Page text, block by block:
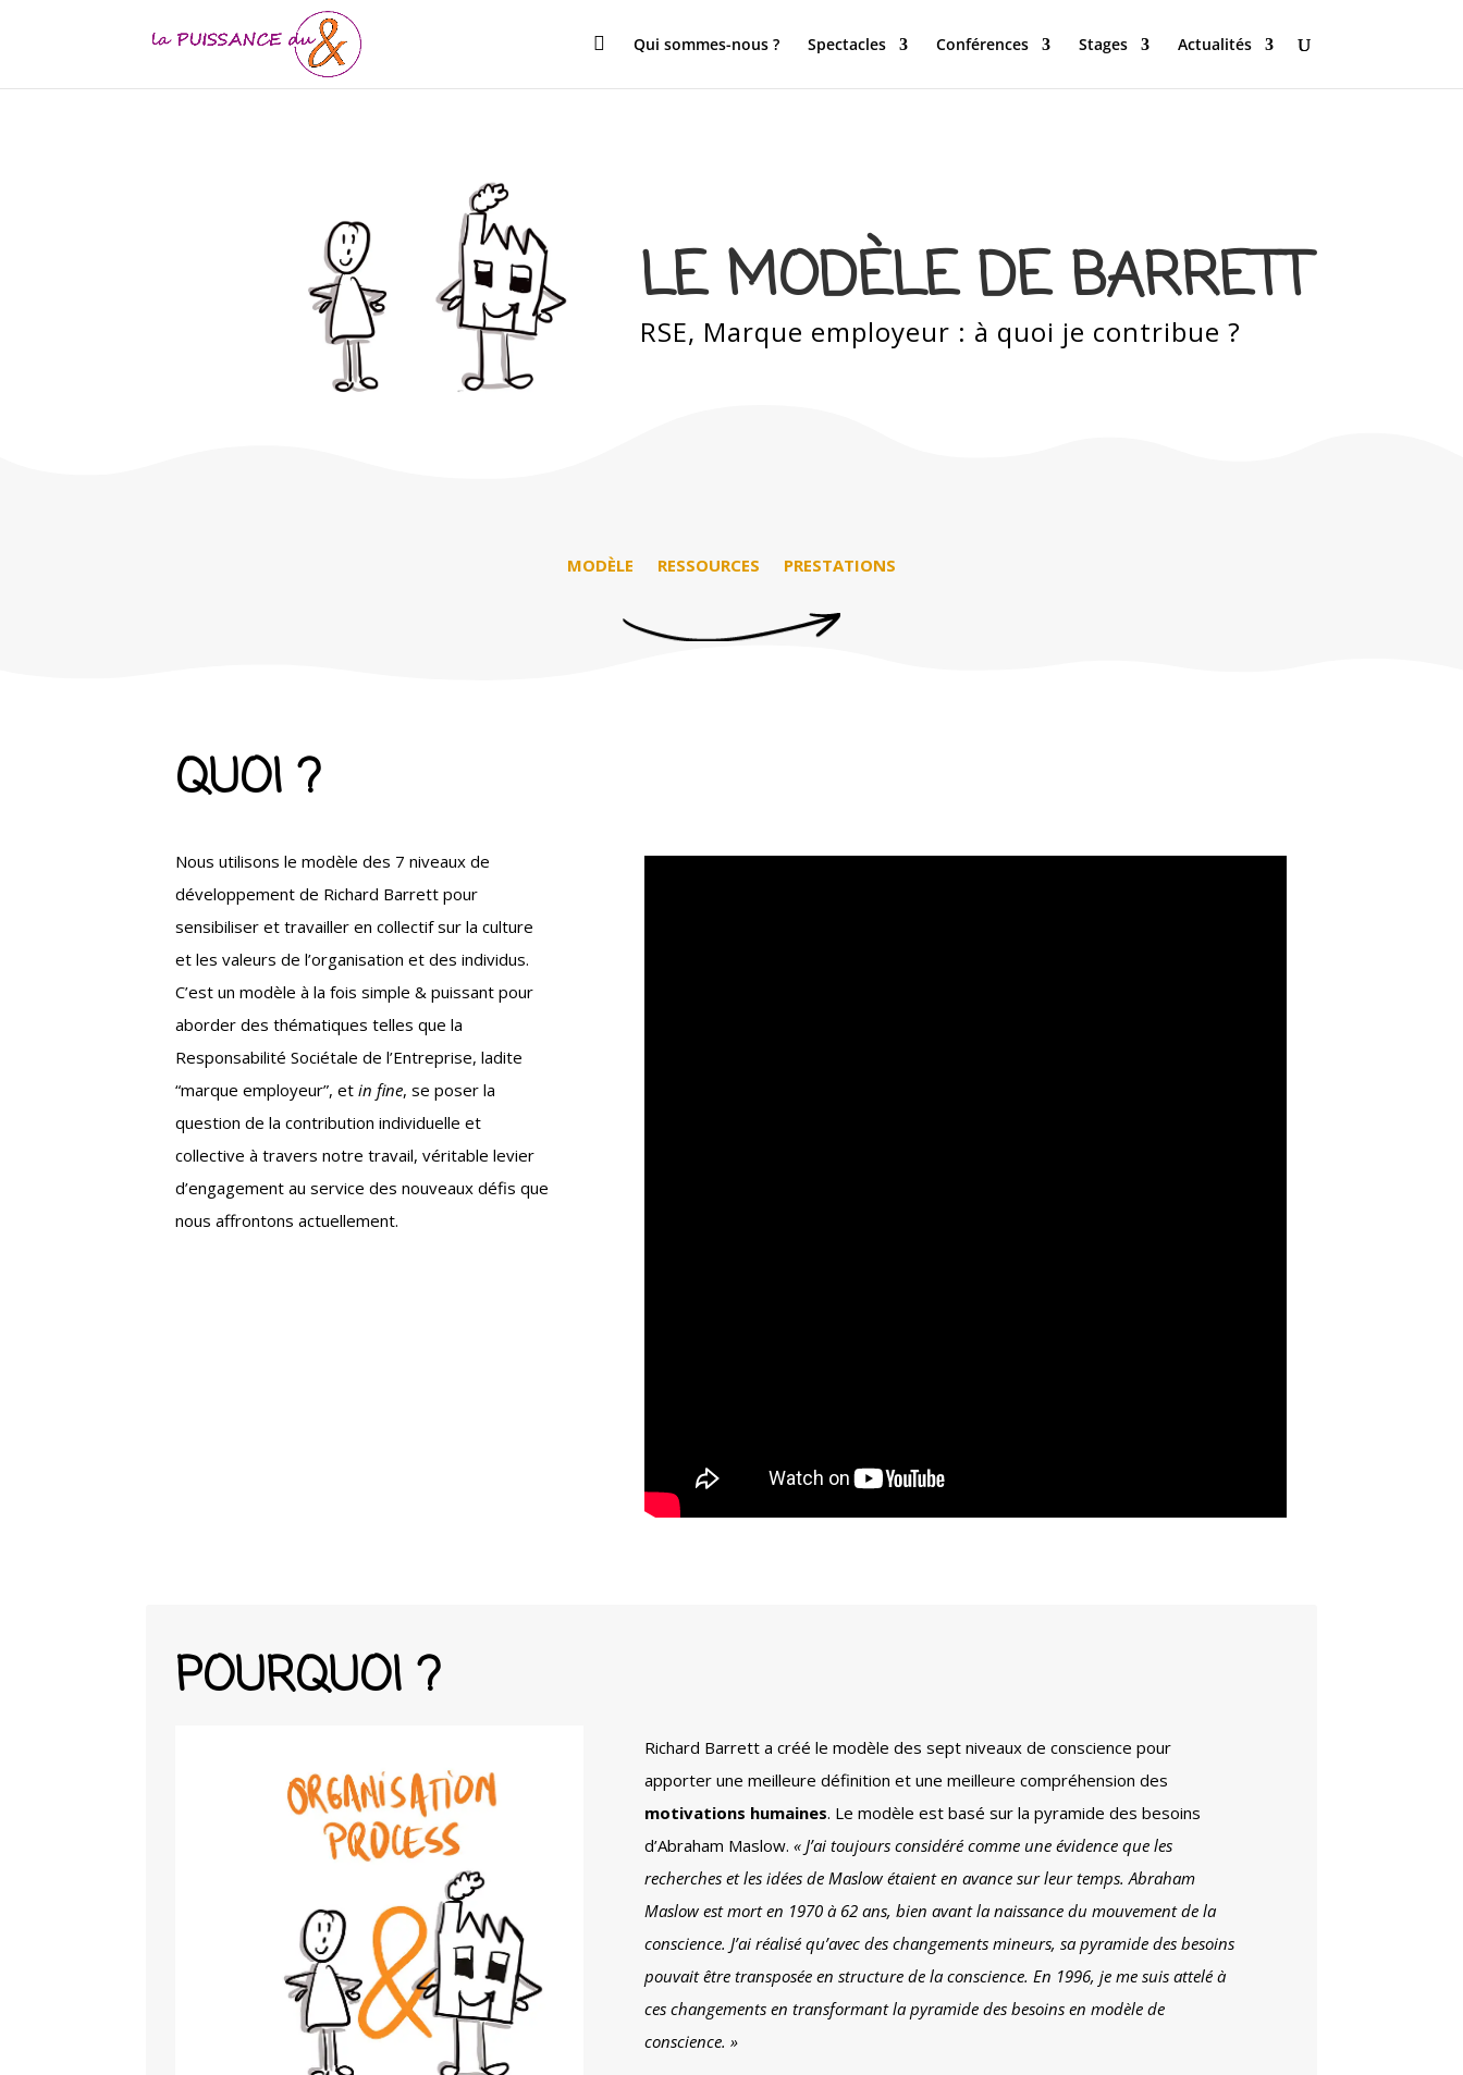
 Qui sommes-nous ? Spectacles Conférences Stages Actualités
LE MODÈLE DE BARRETT
RSE, Marque employeur : à quoi je contribue ?
MODÈLE RESSOURCES PRESTATIONS
QUOI ?
Nous utilisons le modèle des 7 niveaux de
développement de Richard Barrett pour
sensibiliser et travailler en collectif sur la culture
et les valeurs de l’organisation et des individus.
C’est un modèle à la fois simple & puissant pour
aborder des thématiques telles que la
Responsabilité Sociétale de l’Entreprise, ladite
“marque employeur”, etin fine, se poser la
question de la contribution individuelle et
collective à travers notre travail, véritable levier
d’engagement au service des nouveaux défis que
nous affrontons actuellement.
POURQUOI ?
Richard Barrett a créé le modèle des sept niveaux de conscience pour
apporter une meilleure définition et une meilleure compréhension des
motivations humaines. Le modèle est basé sur la pyramide des besoins
d’Abraham Maslow.« J’ai toujours considéré comme une évidence que les
recherches et les idées de Maslow étaient en avance sur leur temps. Abraham
Maslow est mort en 1970 à 62 ans, bien avant la naissance du mouvement de la
conscience. J’ai réalisé qu’avec des changements mineurs, sa pyramide des besoins
pouvait être transposée en structure de la conscience. En 1996, je me suis attelé à
ces changements en transformant la pyramide des besoins en modèle de
conscience. »